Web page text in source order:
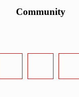
Community